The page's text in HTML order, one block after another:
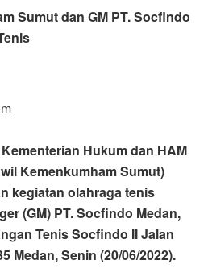
Sumut dan GM PT. Socfindo
Hukum dan HAM
Kemenkumham Sumut)
kegiatan olahraga tenis
(GM) PT. Socfindo Medan,
Tenis Socfindo II Jalan
Medan, Senin (20/06/2022).